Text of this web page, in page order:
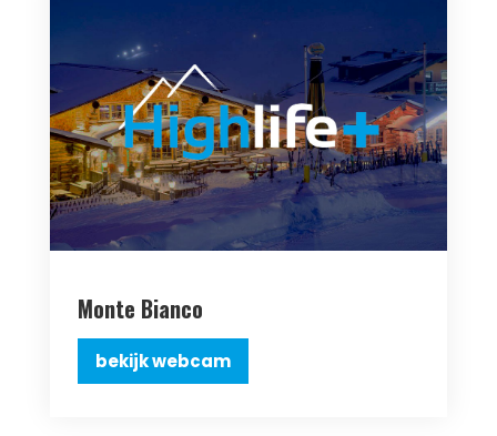
Monte Bianco
bekijk webcam